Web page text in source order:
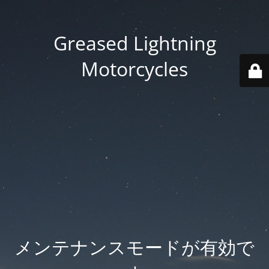
Greased Lightning
Motorcycles
メンテナンスモードが有効で